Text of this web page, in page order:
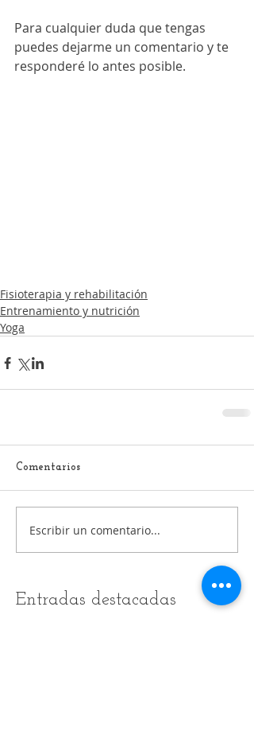
Para cualquier duda que tengas
puedes dejarme un comentario y te
responderé lo antes posible.
Fisioterapia y rehabilitación
Entrenamiento y nutrición
Yoga
Comentarios
Escribir un comentario...
Entradas destacadas